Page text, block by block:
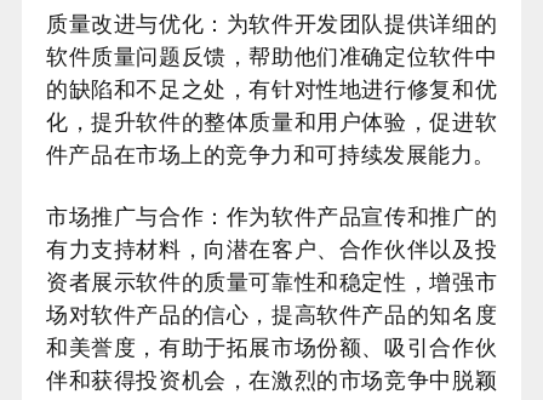
质量改进与优化：为软件开发团队提供详细的
软件质量问题反馈，帮助他们准确定位软件中
的缺陷和不足之处，有针对性地进行修复和优
化，提升软件的整体质量和用户体验，促进软
件产品在市场上的竞争力和可持续发展能力。
市场推广与合作：作为软件产品宣传和推广的
有力支持材料，向潜在客户、合作伙伴以及投
资者展示软件的质量可靠性和稳定性，增强市
场对软件产品的信心，提高软件产品的知名度
和美誉度，有助于拓展市场份额、吸引合作伙
伴和获得投资机会，在激烈的市场竞争中脱颖